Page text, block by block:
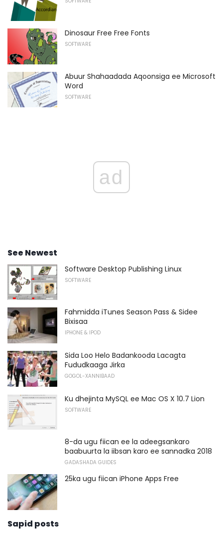
Dinosaur Free Free Fonts
SOFTWARE
Abuur Shahaadada Aqoonsiga ee Microsoft
Word
SOFTWARE
ad
See Newest
Software Desktop Publishing Linux
SOFTWARE
Fahmidda iTunes Season Pass & Sidee
Bixisaa
IPHONE & IPOD
Sida Loo Helo Badankooda Lacagta
Fududkaaga Jirka
GOGOL-XANNIBAAD
Ku dhejinta MySQL ee Mac OS X 10.7 Lion
SOFTWARE
8-da ugu fiican ee la adeegsankaro
baabuurta la iibsan karo ee sannadka 2018
GADASHADA GUIDES
25ka ugu fiican iPhone Apps Free
Sapid posts